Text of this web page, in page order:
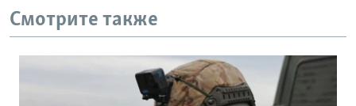
Смотрите также